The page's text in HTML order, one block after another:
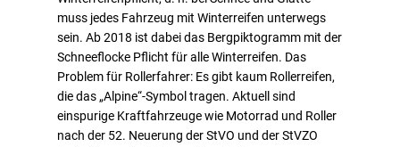
muss jedes Fahrzeug mit Winterreifen unterwegs
sein. Ab 2018 ist dabei das Bergpiktogramm mit der
Schneeflocke Pflicht für alle Winterreifen. Das
Problem für Rollerfahrer: Es gibt kaum Rollerreifen,
die das „Alpine“-Symbol tragen. Aktuell sind
einspurige Kraftfahrzeuge wie Motorrad und Roller
nach der 52. Neuerung der StVO und der StVZO